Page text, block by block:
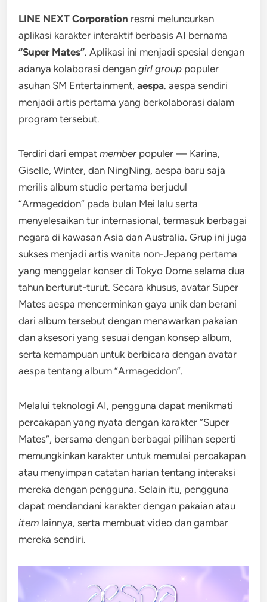
LINE NEXT Corporation resmi meluncurkan
aplikasi karakter interaktif berbasis AI bernama
“Super Mates”. Aplikasi ini menjadi spesial dengan
adanya kolaborasi dengangirl group populer
asuhan SM Entertainment, aespa. aespa sendiri
menjadi artis pertama yang berkolaborasi dalam
program tersebut.
Terdiri dari empatmember populer — Karina,
Giselle, Winter, dan NingNing, aespa baru saja
merilis album studio pertama berjudul
“Armageddon” pada bulan Mei lalu serta
menyelesaikan tur internasional, termasuk berbagai
negara di kawasan Asia dan Australia. Grup ini juga
sukses menjadi artis wanita non-Jepang pertama
yang menggelar konser di Tokyo Dome selama dua
tahun berturut-turut. Secara khusus, avatar Super
Mates aespa mencerminkan gaya unik dan berani
dari album tersebut dengan menawarkan pakaian
dan aksesori yang sesuai dengan konsep album,
serta kemampuan untuk berbicara dengan avatar
aespa tentang album “Armageddon”.
Melalui teknologi AI, pengguna dapat menikmati
percakapan yang nyata dengan karakter “Super
Mates”, bersama dengan berbagai pilihan seperti
memungkinkan karakter untuk memulai percakapan
atau menyimpan catatan harian tentang interaksi
mereka dengan pengguna. Selain itu, pengguna
dapat mendandani karakter dengan pakaian atau
item lainnya, serta membuat video dan gambar
mereka sendiri.